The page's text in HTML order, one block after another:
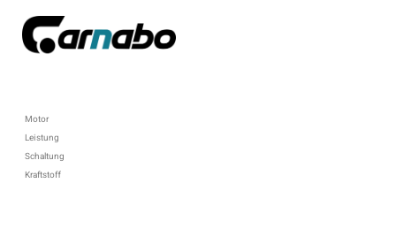
Motor
Leistung
Schaltung
Kraftstoff